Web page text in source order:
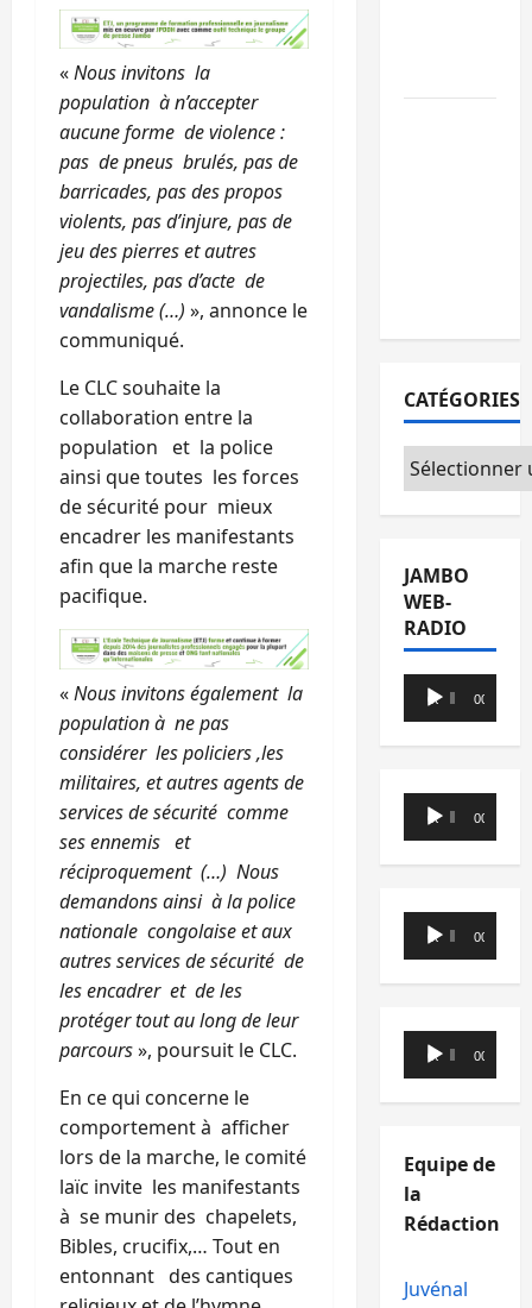
«Nous invitons la
population à n’accepter
aucune forme de violence :
pas de pneus brulés, pas de
barricades, pas des propos
violents, pas d’injure, pas de
jeu des pierres et autres
projectiles, pas d’acte de
vandalisme (…) », annonce le
communiqué.
Le CLC souhaite la
collaboration entre la
population et la police
ainsi que toutes les forces
de sécurité pour mieux
encadrer les manifestants
afin que la marche reste
pacifique.
«Nous invitons également la
population à ne pas
considérer les policiers ,les
militaires, et autres agents de
services de sécurité comme
ses ennemis et
réciproquement (…) Nous
demandons ainsi à la police
nationale congolaise et aux
autres services de sécurité de
les encadrer et de les
protéger tout au long de leur
parcours», poursuit le CLC.
En ce qui concerne le
comportement à afficher
lors de la marche, le comité
laïc invite les manifestants
à se munir des chapelets,
Bibles, crucifix,… Tout en
entonnant des cantiques
CATÉGORIES
Catégories
JAMBO
WEB-
RADIO
Lecteur
audio
00:00 00:00
Lecteur
audio
00:00 00:00
Lecteur
audio
00:00 00:00
Lecteur
audio
00:00 00:00
Equipe de
la
Rédaction
Juvénal